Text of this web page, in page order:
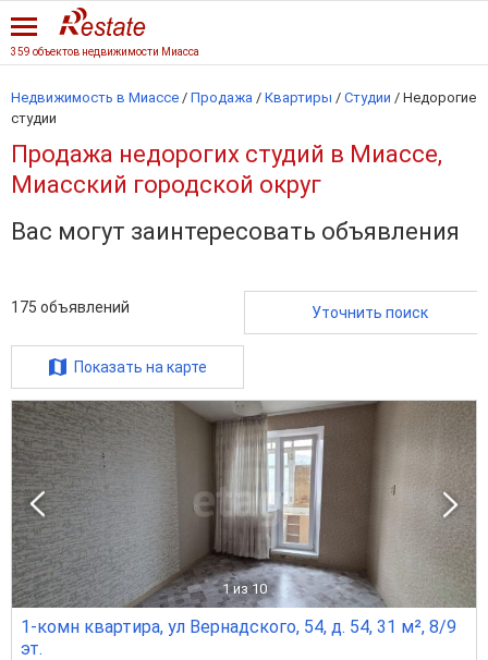
359 объектов недвижимости Миасса
Недвижимость в Миассе / Продажа / Квартиры / Студии / Недорогие
студии
Продажа недорогих студий в Миассе,
Миасский городской округ
Вас могут заинтересовать объявления
175 объявлений Уточнить поиск
Показать на карте
1 из 10
1-комн квартира, ул Вернадского, 54, д. 54, 31 м², 8/9
эт.